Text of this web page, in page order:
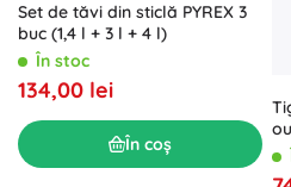
Set de tăvi din sticlă PYREX 3
buc (1,4 l + 3 l + 4 l)
În stoc
134,00 lei
În coș